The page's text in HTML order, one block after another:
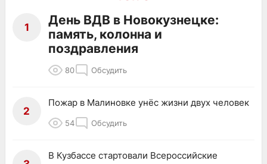
1
День ВДВ в Новокузнецке:
память, колонна и
поздравления
80 Обсудить
2
Пожар в Малиновке унёс жизни двух человек
54 Обсудить
В Кузбассе стартовали Всероссийские